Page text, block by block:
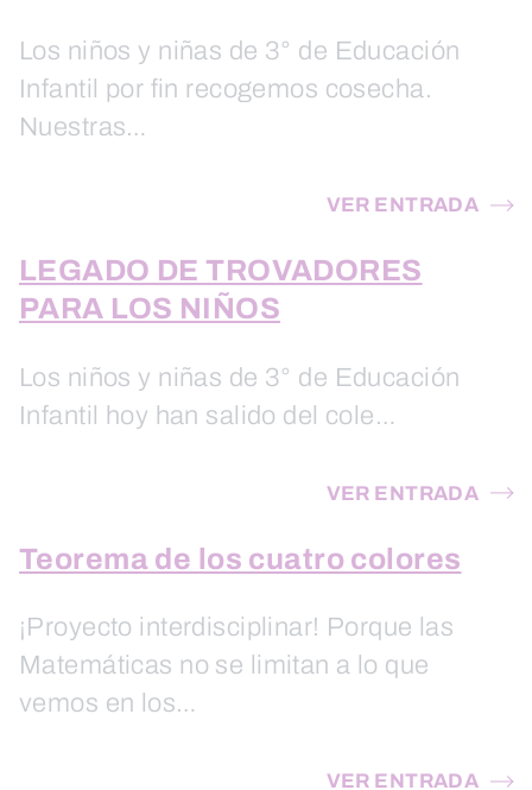
Los niños y niñas de 3° de Educación
Infantil por fin recogemos cosecha.
Nuestras…
VER ENTRADA
LEGADO DE TROVADORES
PARA LOS NIÑOS
Los niños y niñas de 3° de Educación
Infantil hoy han salido del cole…
VER ENTRADA
Teorema de los cuatro colores
¡Proyecto interdisciplinar! Porque las
Matemáticas no se limitan a lo que
vemos en los…
VER ENTRADA